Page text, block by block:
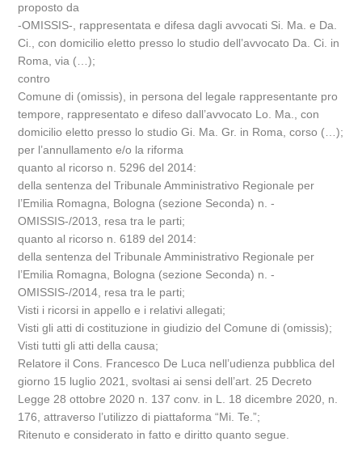
proposto da
-OMISSIS-, rappresentata e difesa dagli avvocati Si. Ma. e Da.
Ci., con domicilio eletto presso lo studio dell’avvocato Da. Ci. in
Roma, via (…);
contro
Comune di (omissis), in persona del legale rappresentante pro
tempore, rappresentato e difeso dall’avvocato Lo. Ma., con
domicilio eletto presso lo studio Gi. Ma. Gr. in Roma, corso (…);
per l’annullamento e/o la riforma
quanto al ricorso n. 5296 del 2014:
della sentenza del Tribunale Amministrativo Regionale per
l’Emilia Romagna, Bologna (sezione Seconda) n. -
OMISSIS-/2013, resa tra le parti;
quanto al ricorso n. 6189 del 2014:
della sentenza del Tribunale Amministrativo Regionale per
l’Emilia Romagna, Bologna (sezione Seconda) n. -
OMISSIS-/2014, resa tra le parti;
Visti i ricorsi in appello e i relativi allegati;
Visti gli atti di costituzione in giudizio del Comune di (omissis);
Visti tutti gli atti della causa;
Relatore il Cons. Francesco De Luca nell’udienza pubblica del
giorno 15 luglio 2021, svoltasi ai sensi dell’art. 25 Decreto
Legge 28 ottobre 2020 n. 137 conv. in L. 18 dicembre 2020, n.
176, attraverso l’utilizzo di piattaforma “Mi. Te.”;
Ritenuto e considerato in fatto e diritto quanto segue.